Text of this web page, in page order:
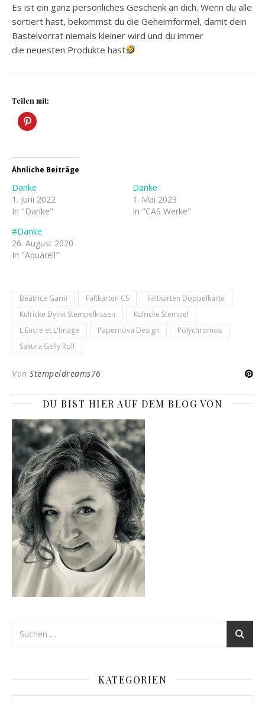
Es ist ein ganz persönliches Geschenk an dich. Wenn du alle
sortiert hast, bekommst du die Geheimformel, damit dein
Bastelvorrat niemals kleiner wird und du immer
die neuesten Produkte hast
Teilen mit:
Ähnliche Beiträge
Danke
1. Juni 2022
In "Danke"
Danke
1. Mai 2023
In "CAS Werke"
#Danke
26. August 2020
In "Aquarell"
Béatrice Garni Faltkarten CS
Faltkarten Doppelkarte
Kulricke DyInk Stempelkissen
Kulricke Stempel
L'Encre et L'Image
Papernova Design
Polychromos
Sakura Gelly Roll
Von Stempeldreams76
DU BIST HIER AUF DEM BLOG VON
KATEGORIEN